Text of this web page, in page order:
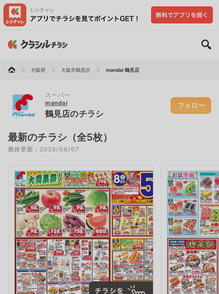
大阪府 大阪市鶴見区 mandai 鶴見店
スーパー
mandai
鶴見店のチラシ
フォロー
最新のチラシ（全5枚）
最終更新：2026/08/07